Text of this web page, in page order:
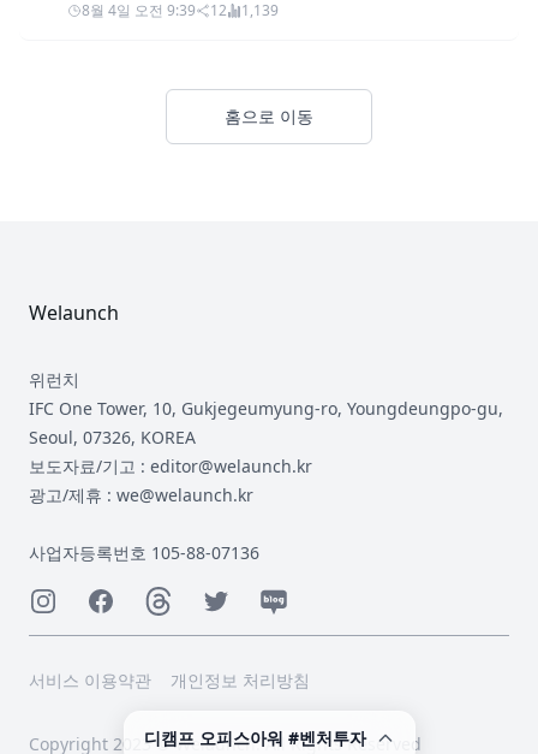
8월 4일 오전 9:39 12 1,139
홈으로 이동
Welaunch
위런치
IFC One Tower, 10, Gukjegeumyung-ro, Youngdeungpo-gu,
Seoul, 07326, KOREA
보도자료/기고 : editor@welaunch.kr
광고/제휴 : we@welaunch.kr
사업자등록번호 105-88-07136
InstagramFacebookThreadsTwitterNaver
서비스 이용약관 개인정보 처리방침
Copyright 2023 © Welaunch. All Rights Reserved
디캠프 오피스아워 #벤처투자